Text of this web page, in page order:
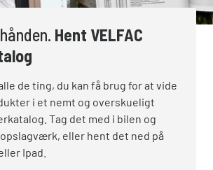
Hent VELFAC
de ting, du kan få brug for at vide
i et nemt og overskueligt
Tag det med i bilen og
eller hent det ned på
Ipad.